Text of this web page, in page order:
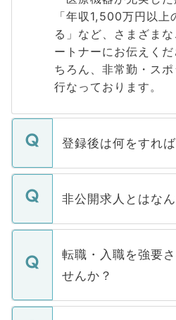
「年収1,500万円以上
る」など、さまざま
ートナーにお伝えく
ちろん、非常勤・ス
行なっております。
登録後は何をすれ
ご登録いただきまし
登録内容を確認し、
ます。通常、5営業日
いただきますので、
非公開求人とはな
マイナビDOCTORで
うち約3割は、Webサ
けない「非公開求人
下記の理由によって
ません。
転職・入職を強要
せんか？
転職・入職を強要す